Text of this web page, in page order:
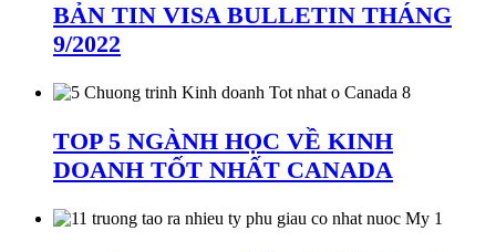
BẢN TIN VISA BULLETIN THÁNG
9/2022
TOP 5 NGÀNH HỌC VỀ KINH
DOANH TỐT NHẤT CANADA